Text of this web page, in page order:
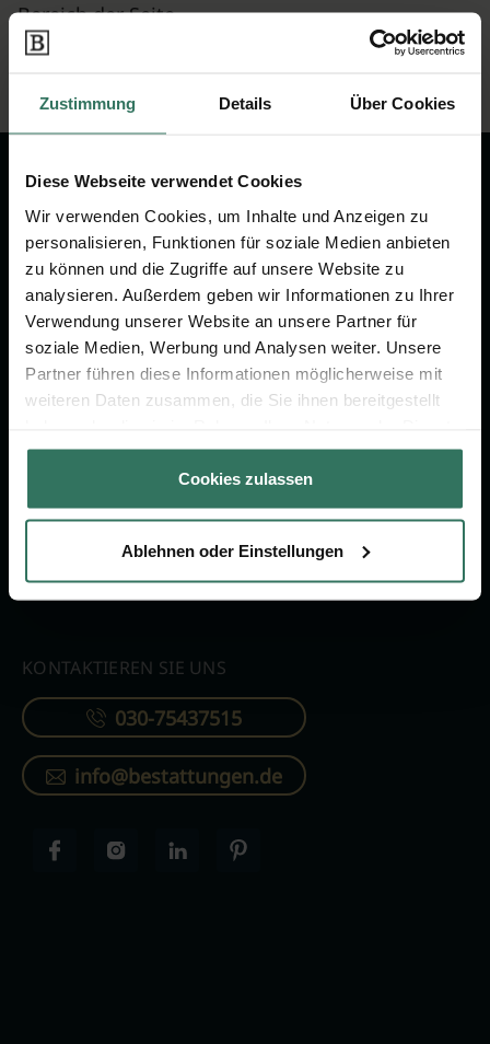
Zustimmung Details Über Cookies
Diese Webseite verwendet Cookies
Wir verwenden Cookies, um Inhalte und Anzeigen zu
personalisieren, Funktionen für soziale Medien anbieten
zu können und die Zugriffe auf unsere Website zu
analysieren. Außerdem geben wir Informationen zu Ihrer
Verwendung unserer Website an unsere Partner für
soziale Medien, Werbung und Analysen weiter. Unsere
Partner führen diese Informationen möglicherweise mit
weiteren Daten zusammen, die Sie ihnen bereitgestellt
gesammelt haben.
Cookies zulassen
Ablehnen oder Einstellungen
Bereich der Seite.
Wir sind Ihr Ansprechpartner rund
um das Thema Bestattung &
Vorsorge.
Jetzt beraten lassen
FÜR SIE
Ratgeber
FÜR BESTATTER
Online-Portal
Kostenlos registrieren
KONTAKTIEREN SIE UNS
030-75437515
info@bestattungen.de